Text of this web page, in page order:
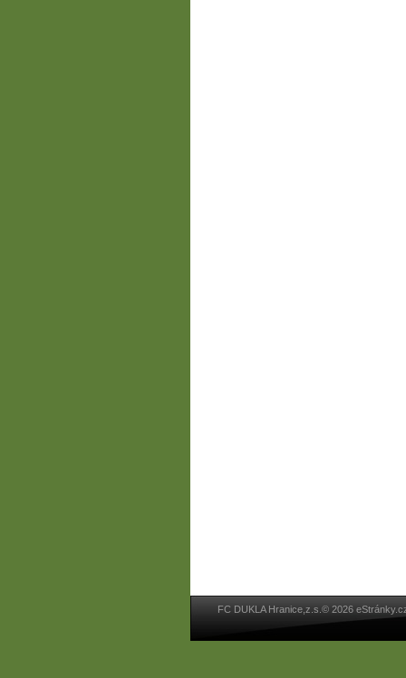
FC DUKLA Hranice,z.s.© 2026